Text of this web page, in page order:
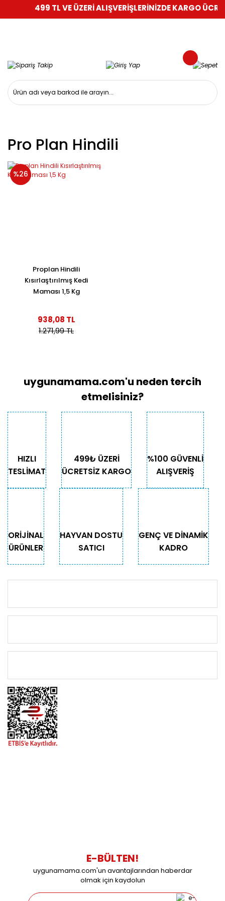
499 TL VE ÜZERİ ALIŞVERİŞLERİNİZDE KARGO
Pro Plan Hindili
%26
Proplan Hindili
Kısırlaştırılmış Kedi
Maması 1,5 Kg
938,08 TL
1.271,99 TL
uygunamama.com'u neden tercih
etmelisiniz?
HIZLI
TESLİMAT
499₺ ÜZERİ
ÜCRETSİZ KARGO
%100 GÜVENLİ
ALIŞVERİŞ
ORİJİNAL
ÜRÜNLER
HAYVAN DOSTU
SATICI
GENÇ VE DİNAMİK
KADRO
E-BÜLTEN!
uygunamama.com'un avantajlarından haberdar
olmak için kaydolun